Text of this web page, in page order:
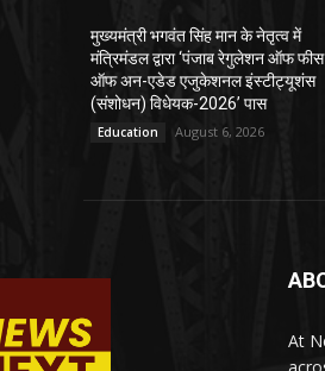
मुख्यमंत्री भगवंत सिंह मान के नेतृत्व में
मंत्रिमंडल द्वारा ‘पंजाब रेगुलेशन ऑफ फीस
ऑफ अन-एडेड एजुकेशनल इंस्टीट्यूशंस
(संशोधन) विधेयक-2026’ पास
Education August 6, 2026
At